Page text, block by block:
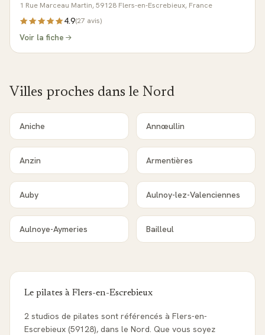
1 Rue Marceau Martin, 59128 Flers-en-Escrebieux, France
4.9(27 avis)
Voir la fiche
Villes proches dans le Nord
Aniche Annœullin
Anzin Armentières
Auby Aulnoy-lez-Valenciennes
Aulnoye-Aymeries Bailleul
Le pilates à Flers-en-Escrebieux
2 studios de pilates sont référencés à Flers-en-
Escrebieux (59128), dans le Nord. Que vous soyez